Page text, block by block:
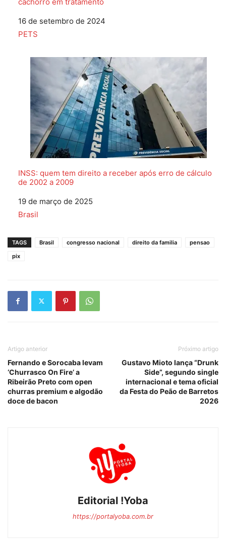
Data
16 de setembro de 2024
Em relação a
PETS
INSS: quem tem direito a receber após erro de cálculo
de 2002 a 2009
Data
19 de março de 2025
Em relação a
Brasil
TAGS Brasil congresso nacional direito da familia
pensao
pix
Artigo anterior
Fernando e Sorocaba levam
‘Churrasco On Fire’ a
Ribeirão Preto com open
churras premium e algodão
doce de bacon
Próximo artigo
Gustavo Mioto lança “Drunk
Side”, segundo single
internacional e tema oficial
da Festa do Peão de Barretos
2026
Editorial !Yoba
https://portalyoba.com.br